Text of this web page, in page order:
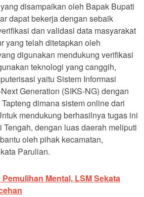
disampaikan oleh Bapak Bupati
dapat bekerja dengan sebaik
dan validasi data masyarakat
yang telah ditetapkan oleh
digunakan mendukung verifikasi
teknologi yang canggih,
yaitu Sistem Informasi
Generation (SIKS-NG) dengan
dimana sistem online dari
mendukung berhasilnya tugas ini
dengan luas daerah meliputi
oleh pihak kecamatan,
Parulian.
Mental, LSM Sekata